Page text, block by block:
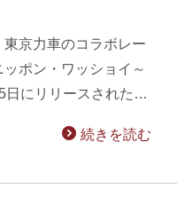
京力車のコラボレー
ポン・ワッショイ～
日にリリースされた…
続きを読む